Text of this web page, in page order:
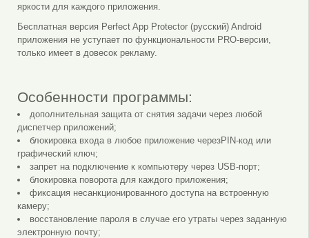
яркости для каждого приложения.
Бесплатная версия Perfect App Protector (русский) Android
приложения не уступает по функциональности PRO-версии,
только имеет в довесок рекламу.
Особенности программы:
дополнительная защита от снятия задачи через любой
диспетчер приложений;
блокировка входа в любое приложение черезPIN-код или
графический ключ;
запрет на подключение к компьютеру через USB-порт;
блокировка поворота для каждого приложения;
фиксация несанкционированного доступа на встроенную
камеру;
восстановление пароля в случае его утраты через заданную
электронную почту;